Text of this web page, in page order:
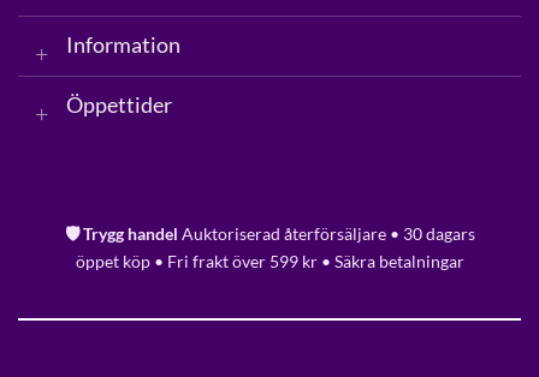
Information
Öppettider
🛡️ Trygg handel Auktoriserad återförsäljare • 30 dagars
öppet köp • Fri frakt över 599 kr • Säkra betalningar